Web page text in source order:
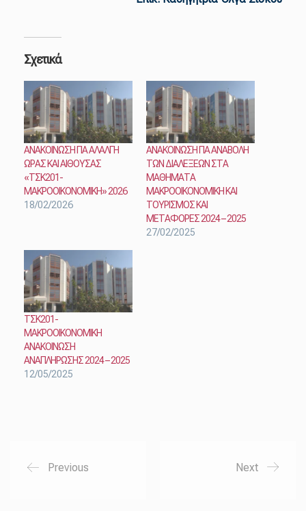
Σχετικά
ΑΝΑΚΟΙΝΩΣΗ ΓΙΑ ΑΛΑΛΓΗ
ΩΡΑΣ ΚΑΙ ΑΙΘΟΥΣΑΣ
«ΤΣΚ201-
ΜΑΚΡΟΟΙΚΟΝΟΜΙΚΗ» 2026
18/02/2026
ΑΝΑΚΟΙΝΩΣΗ ΓΙΑ ΑΝΑΒΟΛΗ
ΤΩΝ ΔΙΑΛΕΞΕΩΝ ΣΤΑ
ΜΑΘΗΜΑΤΑ
ΜΑΚΡΟΟΙΚΟΝΟΜΙΚΗ ΚΑΙ
ΤΟΥΡΙΣΜΟΣ ΚΑΙ
ΜΕΤΑΦΟΡΕΣ 2024 – 2025
27/02/2025
ΤΣΚ201-
ΜΑΚΡΟΟΙΚΟΝΟΜΙΚΗ
ΑΝΑΚΟΙΝΩΣΗ
ΑΝΑΠΛΗΡΩΣΗΣ 2024 – 2025
12/05/2025
Previous Next